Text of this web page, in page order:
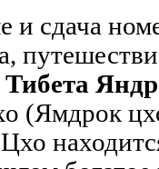
и сдача
Тибета
(Ямдрок